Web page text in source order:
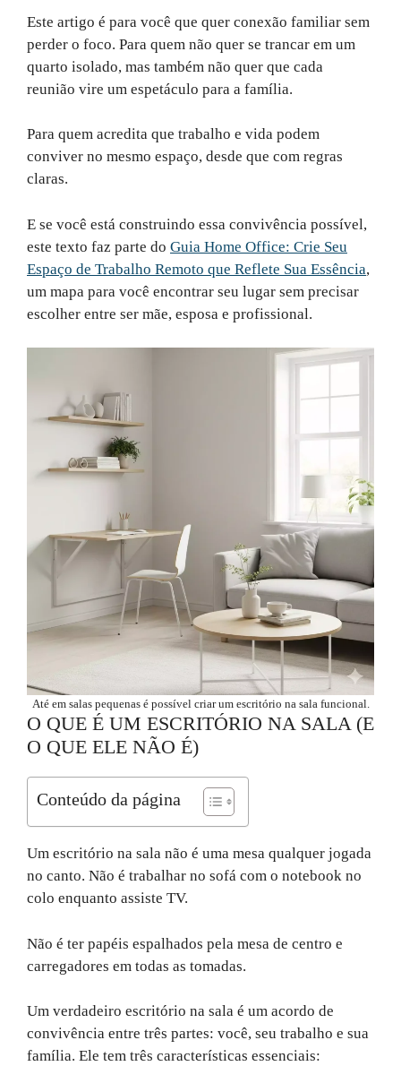
Este artigo é para você que quer conexão familiar sem
perder o foco. Para quem não quer se trancar em um
quarto isolado, mas também não quer que cada
reunião vire um espetáculo para a família.
Para quem acredita que trabalho e vida podem
conviver no mesmo espaço, desde que com regras
claras.
E se você está construindo essa convivência possível,
este texto faz parte do Guia Home Office: Crie Seu
Espaço de Trabalho Remoto que Reflete Sua Essência,
um mapa para você encontrar seu lugar sem precisar
escolher entre ser mãe, esposa e profissional.
Até em salas pequenas é possível criar um escritório na sala funcional.
O QUE É UM ESCRITÓRIO NA SALA (E
O QUE ELE NÃO É)
Conteúdo da página
Um escritório na sala não é uma mesa qualquer jogada
no canto. Não é trabalhar no sofá com o notebook no
colo enquanto assiste TV.
Não é ter papéis espalhados pela mesa de centro e
carregadores em todas as tomadas.
Um verdadeiro escritório na sala é um acordo de
convivência entre três partes: você, seu trabalho e sua
família. Ele tem três características essenciais: